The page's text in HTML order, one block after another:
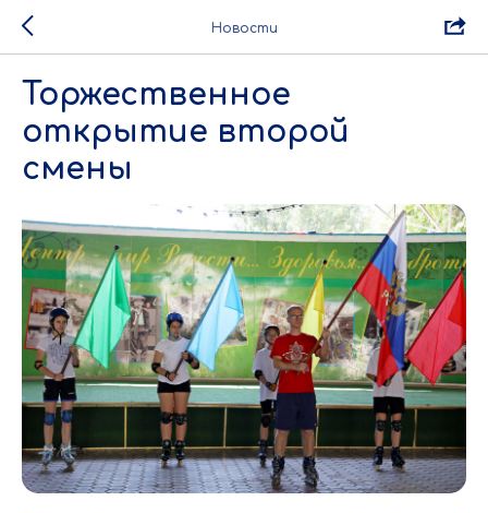
Новости
Торжественное
открытие второй
смены